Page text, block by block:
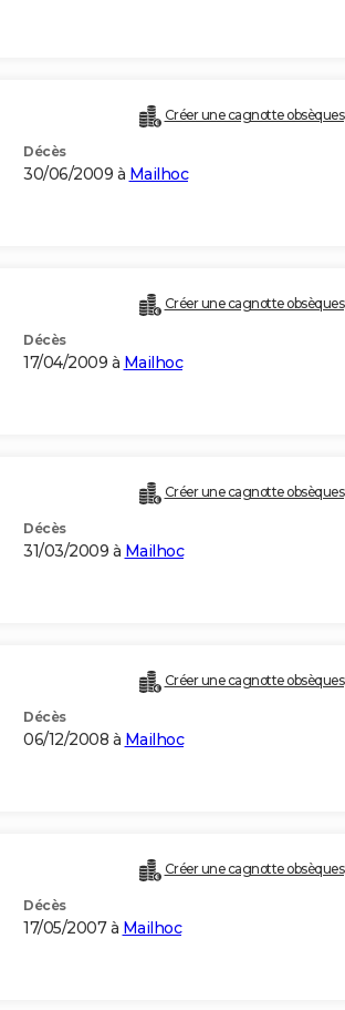
Créer une cagnotte obsèques
Décès
30/06/2009 à Mailhoc
Créer une cagnotte obsèques
Décès
17/04/2009 à Mailhoc
Créer une cagnotte obsèques
Décès
31/03/2009 à Mailhoc
Créer une cagnotte obsèques
Décès
06/12/2008 à Mailhoc
Créer une cagnotte obsèques
Décès
17/05/2007 à Mailhoc